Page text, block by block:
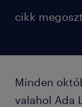
cikk
Minden
valahol Ada